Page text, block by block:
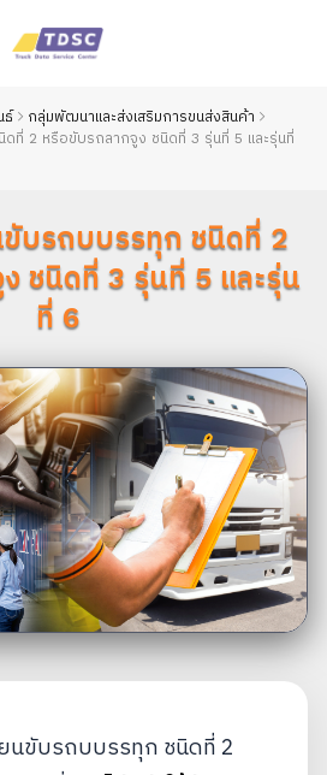
ธ์
กลุ่มพัฒนาและส่งเสริมการขนส่งสินค้า
ที่ 2 หรือขับรถลากจูง ชนิดที่ 3 รุ่นที่ 5 และรุ่นที่
ขับรถบบรรทุก ชนิดที่ 2
ชนิดที่ 3 รุ่นที่ 5 และรุ่น
ที่ 6
นขับรถบบรรทุก ชนิดที่ 2